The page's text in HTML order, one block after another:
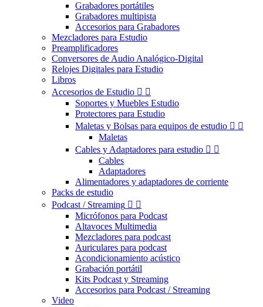
Grabadores portátiles
Grabadores multipista
Accesorios para Grabadores
Mezcladores para Estudio
Preamplificadores
Conversores de Audio Analógico-Digital
Relojes Digitales para Estudio
Libros
Accesorios de Estudio  
Soportes y Muebles Estudio
Protectores para Estudio
Maletas y Bolsas para equipos de estudio  
Maletas
Cables y Adaptadores para estudio  
Cables
Adaptadores
Alimentadores y adaptadores de corriente
Packs de estudio
Podcast / Streaming  
Micrófonos para Podcast
Altavoces Multimedia
Mezcladores para podcast
Auriculares para podcast
Acondicionamiento acústico
Grabación portátil
Kits Podcast y Streaming
Accesorios para Podcast / Streaming
Video